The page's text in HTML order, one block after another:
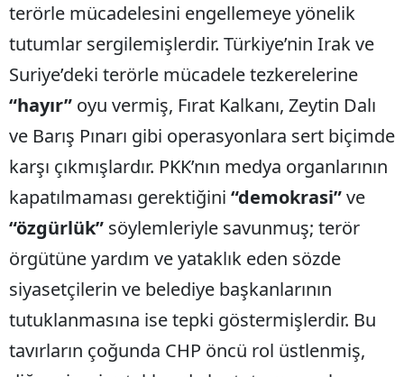
terörle mücadelesini engellemeye yönelik
tutumlar sergilemişlerdir. Türkiye’nin Irak ve
Suriye’deki terörle mücadele tezkerelerine
“hayır” oyu vermiş, Fırat Kalkanı, Zeytin Dalı
ve Barış Pınarı gibi operasyonlara sert biçimde
karşı çıkmışlardır. PKK’nın medya organlarının
kapatılmaması gerektiğini “demokrasi”ve
“özgürlük” söylemleriyle savunmuş; terör
örgütüne yardım ve yataklık eden sözde
siyasetçilerin ve belediye başkanlarının
tutuklanmasına ise tepki göstermişlerdir. Bu
tavırların çoğunda CHP öncü rol üstlenmiş,